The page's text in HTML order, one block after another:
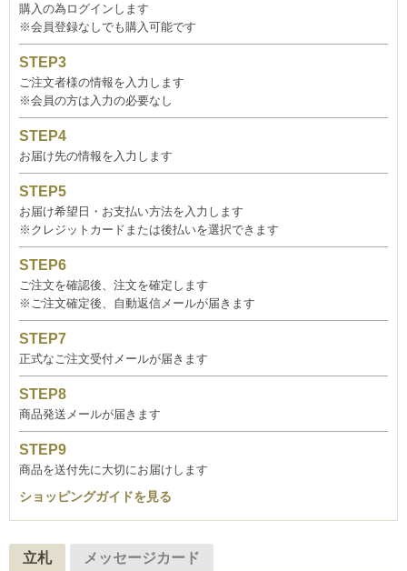
購入の為ログインします
※会員登録なしでも購入可能です
ご注文者様の情報を入力します
※会員の方は入力の必要なし
お届け先の情報を入力します
お届け希望日・お支払い方法を入力します
※クレジットカードまたは後払いを選択できます
ご注文を確認後、注文を確定します
※ご注文確定後、自動返信メールが届きます
正式なご注文受付メールが届きます
商品発送メールが届きます
商品を送付先に大切にお届けします
ショッピングガイドを見る
立札 メッセージカード